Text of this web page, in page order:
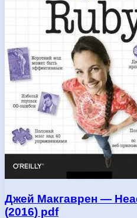
Джей Макгаврен —
(2016) pdf